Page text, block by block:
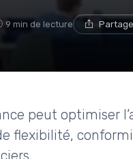
9 min de lecture
peut optimiser
flexibilité,